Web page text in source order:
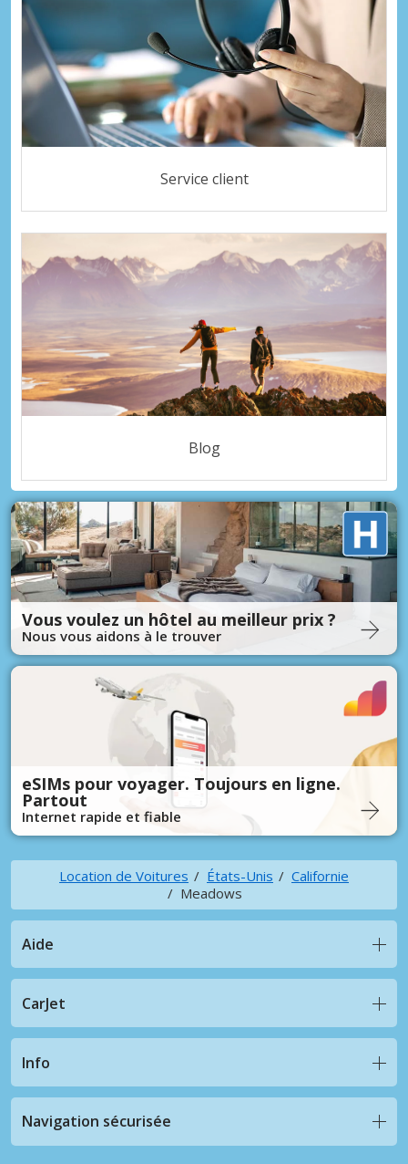
Service client
Blog
Vous voulez un hôtel au meilleur prix ?
Nous vous aidons à le trouver
eSIMs pour voyager. Toujours en ligne.
Partout
Internet rapide et fiable
Location de Voitures États-Unis
Californie
Meadows
Aide
CarJet
Info
Navigation sécurisée